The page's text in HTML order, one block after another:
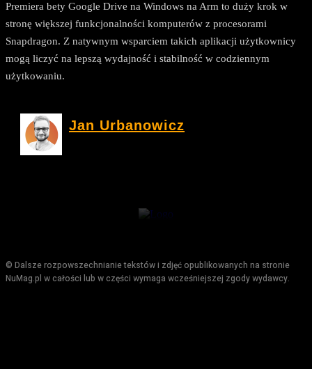
Premiera bety Google Drive na Windows na Arm to duży krok w
stronę większej funkcjonalności komputerów z procesorami
Snapdragon. Z natywnym wsparciem takich aplikacji użytkownicy
mogą liczyć na lepszą wydajność i stabilność w codziennym
użytkowaniu.
Jan Urbanowicz
© Dalsze rozpowszechnianie tekstów i zdjęć opublikowanych na stronie
NuMag.pl w całości lub w części wymaga wcześniejszej zgody wydawcy.